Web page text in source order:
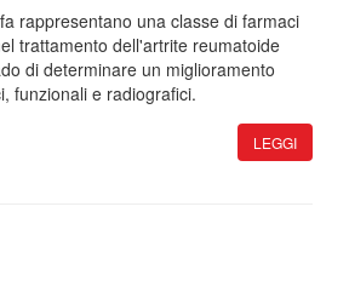
rappresentano una classe di farmaci
trattamento dell'artrite reumatoide
di determinare un miglioramento
funzionali e radiografici.
LEGGI